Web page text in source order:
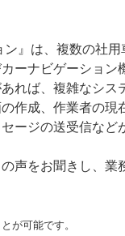
』は、複数の社
ーナビゲーショ
れば、複雑なシ
作成、作業者の
ージの送受信など
声をお聞きし、業
が可能です。